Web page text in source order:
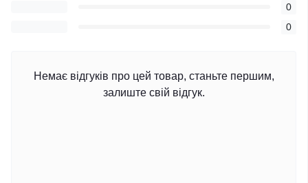
0
0
Немає відгуків про цей товар, станьте першим,
залиште свій відгук.